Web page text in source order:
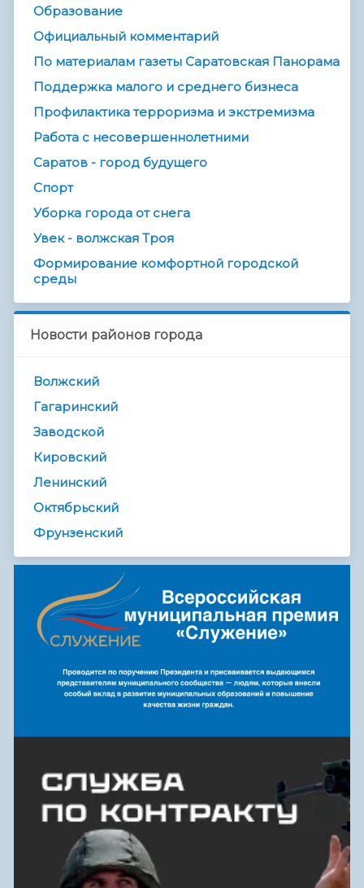
Образование
Официальный комментарий
По материалам газеты Саратовская Панорама
Поддержка малого и среднего бизнеса
Профилактика терроризма и экстремизма
Работа с несовершеннолетними
Саратов - город будущего
Спорт
Уборка города от снега
Увек - волжская Троя
Формирование комфортной городской
среды
Новости районов города
Волжский
Гагаринский
Заводской
Кировский
Ленинский
Октябрьский
Фрунзенский